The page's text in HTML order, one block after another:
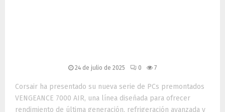
24 de julio de 2025 0 7
Corsair ha presentado su nueva serie de PCs premontados
VENGEANCE 7000 AIR, una línea diseñada para ofrecer
rendimiento de última generación, refrigeración avanzada y